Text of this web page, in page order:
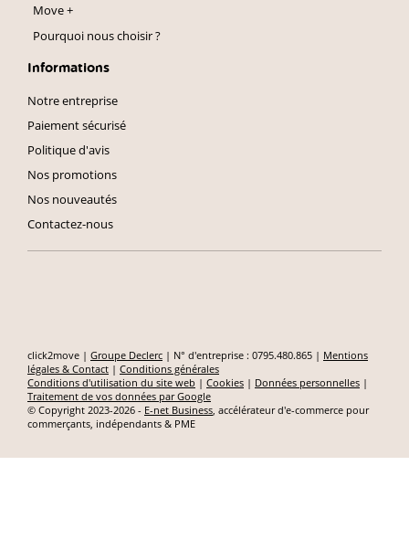
Move +
Pourquoi nous choisir ?
Informations
Notre entreprise
Paiement sécurisé
Politique d'avis
Nos promotions
Nos nouveautés
Contactez-nous
click2move | Groupe Declerc | N° d'entreprise : 0795.480.865 | Mentions
légales & Contact | Conditions générales
Conditions d'utilisation du site web | Cookies | Données personnelles |
Traitement de vos données par Google
© Copyright 2023-2026 - E-net Business, accélérateur d'e-commerce pour
commerçants, indépendants & PME